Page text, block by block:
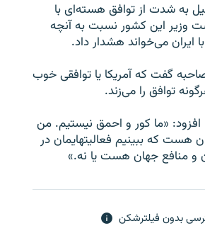
به شدت از توافق هسته‌ای با
وزیر این کشور نسبت به آنچه
ایران می‌خواند هشدار داد.
گفت که آمریکا یا توافقی خوب
توافق را می‌زند.
افزود: «ما کور و احمق نیستیم. من
هست که ببینیم فعالیتهایمان در
و منافع جهان هست یا نه.»
بدون فیلترشکن